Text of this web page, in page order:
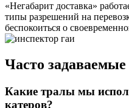
«Негабарит доставка»
типы разрешений на
беспокоиться о
Часто задаваемые
Какие тралы мы
катеров?